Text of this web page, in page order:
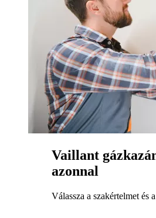
Vaillant
azonnal
Válassza a szakértelmet és